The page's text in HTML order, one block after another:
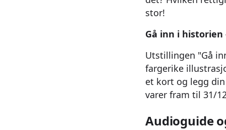
stor!
Gå inn i
Utstillingen "Gå
fargerike
et kort og legg
varer fram til 31/
Audioguide